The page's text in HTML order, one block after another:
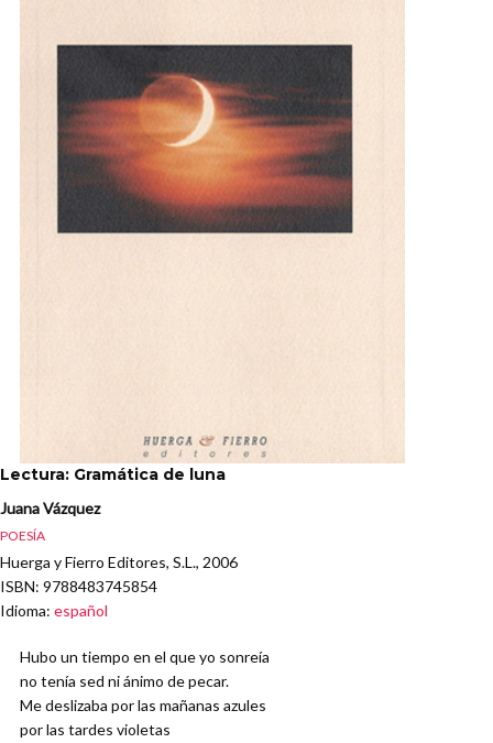
Lectura: Gramática de luna
Juana Vázquez
POESÍA
Huerga y Fierro Editores, S.L., 2006
ISBN: 9788483745854
Idioma: español
Hubo un tiempo en el que yo sonreía
no tenía sed ni ánimo de pecar.
Me deslizaba por las mañanas azules
por las tardes violetas